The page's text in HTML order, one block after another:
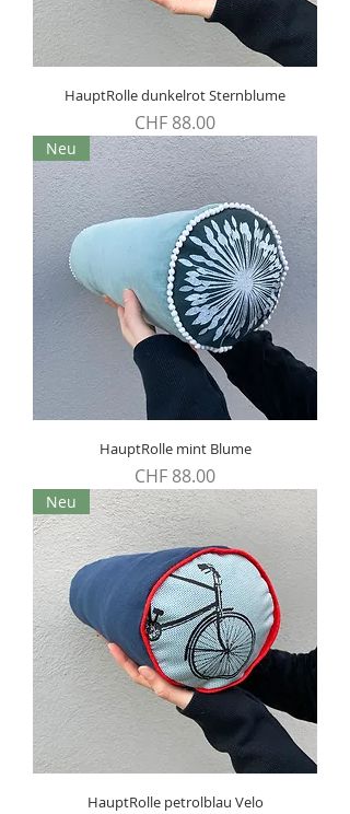
HauptRolle dunkelrot Sternblume
Preis
CHF 88.00
Neu
HauptRolle mint Blume
Preis
CHF 88.00
Neu
HauptRolle petrolblau Velo